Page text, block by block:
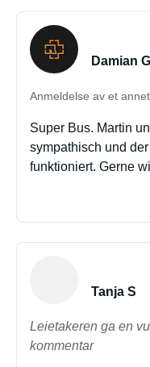
Damian G
Anmeldelse av et
Super Bus. Martin
sympathisch und
funktioniert. Gerne
Tanja S
Leietakeren ga en
kommentar